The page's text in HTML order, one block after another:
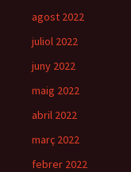
agost 2022
juliol 2022
juny 2022
maig 2022
abril 2022
març 2022
febrer 2022